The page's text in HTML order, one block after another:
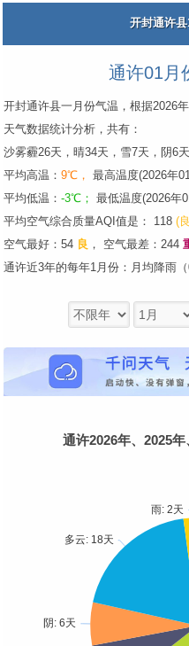
开封通许
通许01月
开封通许县一月份气温，根据2026
天气数据统计分析，共有：
沙雾霾26天，晴34天，雪7天，阴6
平均高温： 9℃， 最高温度(2026年
平均低温： -3℃； 最低温度(2026年
平均空气综合质量AQI值是： 118 (
空气最好：54 良 ， 空气最差：244
通许近3年的每年1月份：月均降雨
通许2026年、2025